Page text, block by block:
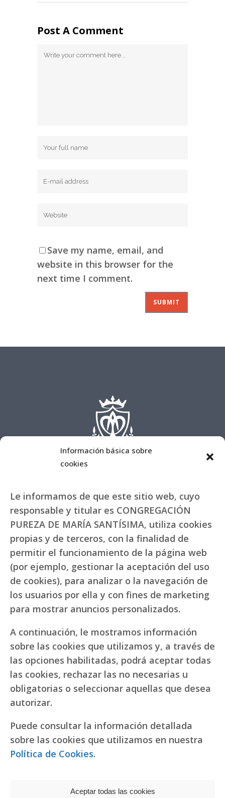
Información básica sobre
cookies
Le informamos de que este sitio web, cuyo
responsable y titular es CONGREGACIÓN
PUREZA DE MARÍA SANTÍSIMA, utiliza cookies
propias y de terceros, con la finalidad de
permitir el funcionamiento de la página web
(por ejemplo, gestionar la aceptación del uso
de cookies), para analizar o la navegación de
los usuarios por ella y con fines de marketing
para mostrar anuncios personalizados.
A continuación, le mostramos información
sobre las cookies que utilizamos y, a través de
las opciones habilitadas, podrá aceptar todas
las cookies, rechazar las no necesarias u
obligatorias o seleccionar aquellas que desea
autorizar.
Puede consultar la información detallada
sobre las cookies que utilizamos en nuestra
Política de Cookies.
Aceptar todas las cookies
Post A Comment
Save my name, email, and
website in this browser for the
next time I comment.